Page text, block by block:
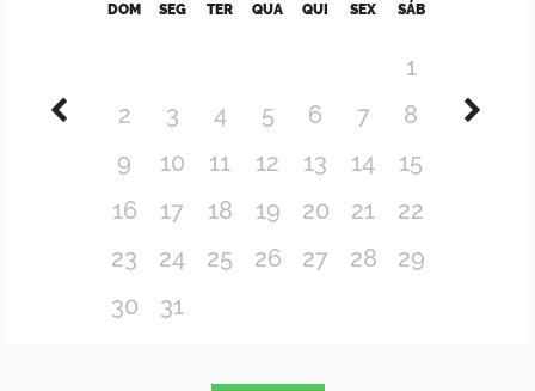
DOM SEG TER QUA QUI SEX SÁB
1
2
3 4 5 6 7
8
9
10 11 12 13 14
15
16
17 18 19 20 21
22
23
24 25 26 27 28
29
30
31